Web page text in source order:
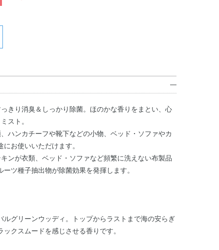
きり消臭＆しっかり除菌。ほのかな香りをまとい、心
スト。
ハンカチーフや靴下などの小物、ベッド・ソファやカ
お使いいただけます。
ンが衣類、ベッド・ソファなど頻繁に洗えない布製品
ツ種子抽出物が除菌効果を発揮します。
グリーンウッディ。トップからラストまで海の安らぎ
クスムードを感じさせる香りです。